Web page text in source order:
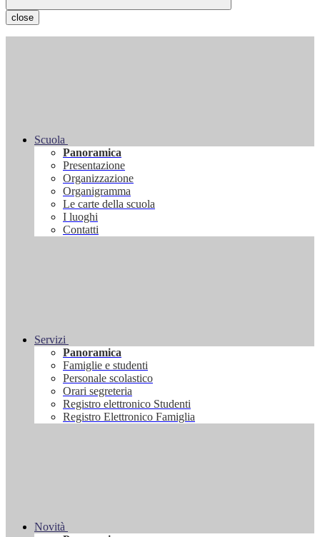
close
Scuola
Panoramica
Presentazione
Organizzazione
Organigramma
Le carte della scuola
I luoghi
Contatti
Servizi
Panoramica
Famiglie e studenti
Personale scolastico
Orari segreteria
Registro elettronico Studenti
Registro Elettronico Famiglia
Novità